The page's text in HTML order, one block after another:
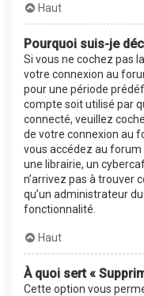
Haut
Pourquoi suis-je
Si vous ne cochez pas
votre connexion au
pour une période
compte soit utilisé par
connecté, veuillez
de votre connexion au
vous accédez au
une librairie, un
n’arrivez pas à trouver
qu’un administrateur
fonctionnalité.
Haut
À quoi sert «
Cette option vous